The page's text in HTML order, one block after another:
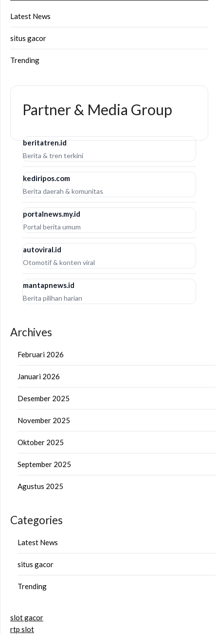
Latest News
situs gacor
Trending
Partner & Media Group
beritatren.id
Berita & tren terkini
kediripos.com
Berita daerah & komunitas
portalnews.my.id
Portal berita umum
autoviral.id
Otomotif & konten viral
mantapnews.id
Berita pilihan harian
Archives
Februari 2026
Januari 2026
Desember 2025
November 2025
Oktober 2025
September 2025
Agustus 2025
Categories
Latest News
situs gacor
Trending
slot gacor
rtp slot